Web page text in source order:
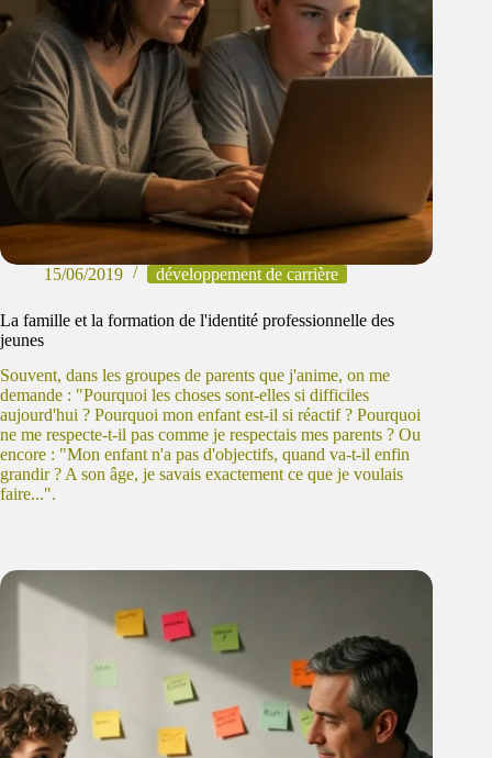
15/06/2019 développement de carrière
La famille et la formation de l'identité professionnelle des
jeunes
Souvent, dans les groupes de parents que j'anime, on me
demande : "Pourquoi les choses sont-elles si difficiles
aujourd'hui ? Pourquoi mon enfant est-il si réactif ? Pourquoi
ne me respecte-t-il pas comme je respectais mes parents ? Ou
encore : "Mon enfant n'a pas d'objectifs, quand va-t-il enfin
grandir ? A son âge, je savais exactement ce que je voulais
faire...".